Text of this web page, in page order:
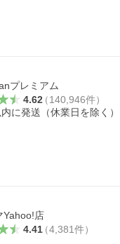
プレミアム
4.62（140,946件）
に発送（休業日を除く）
Yahoo!店
4.41（4,381件）